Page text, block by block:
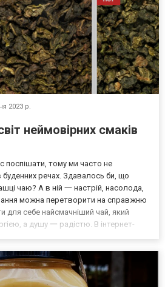
2023 р.
неймовірних смаків
поспішати, тому ми часто не
речах. Здавалось би, що
чаю? А в ній 一 настрій, насолода,
можна перетворити на справжню
для себе найсмачніший чай, який
а душу 一 радістю. В інтернет-